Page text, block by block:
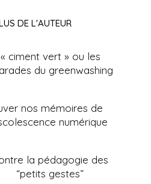
DE L'AUTEUR
ciment vert » ou les
du greenwashing
nos mémoires de
numérique
la pédagogie des
“petits gestes”